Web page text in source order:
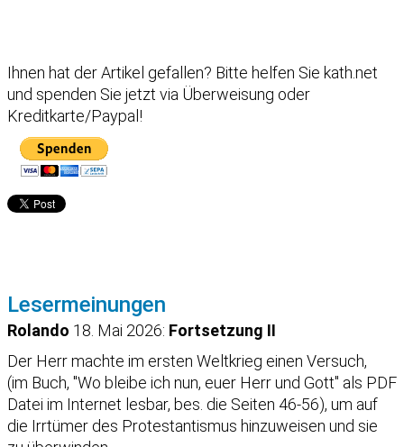
Ihnen hat der Artikel gefallen? Bitte helfen Sie kath.net
und spenden Sie jetzt via Überweisung oder
Kreditkarte/Paypal!
Lesermeinungen
Rolando 18. Mai 2026: Fortsetzung II
Der Herr machte im ersten Weltkrieg einen Versuch,
(im Buch, "Wo bleibe ich nun, euer Herr und Gott" als PDF
Datei im Internet lesbar, bes. die Seiten 46-56), um auf
die Irrtümer des Protestantismus hinzuweisen und sie